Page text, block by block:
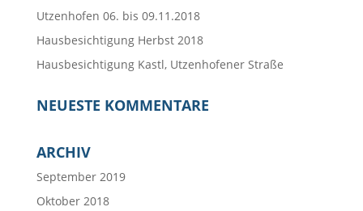
Utzenhofen 06. bis 09.11.2018
Hausbesichtigung Herbst 2018
Hausbesichtigung Kastl, Utzenhofener Straße
NEUESTE KOMMENTARE
ARCHIV
September 2019
Oktober 2018